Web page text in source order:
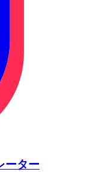
ーター